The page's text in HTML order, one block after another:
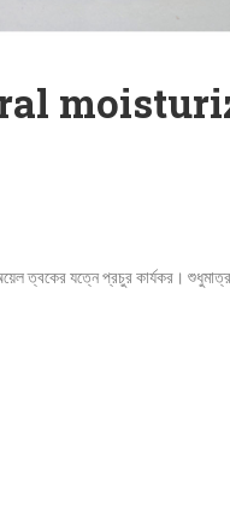
ত্বকের যত্নে প্রচুর কার্যকর।